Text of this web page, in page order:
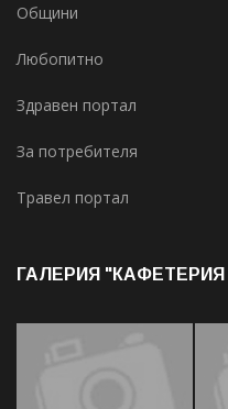
Общини
Любопитно
Здравен портал
За потребителя
Травел портал
ГАЛЕРИЯ